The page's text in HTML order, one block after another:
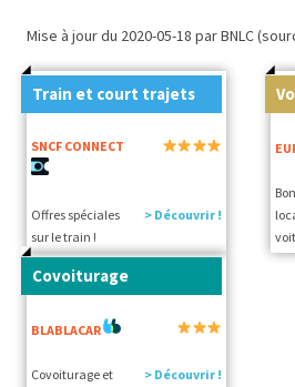
Mise à jour du 2020-05-18 par BNLC
Train et court trajets
SNCF CONNECT
Offres spéciales
sur le train !
> Découvrir !
Covoiturage
BLABLACAR
Covoiturage et
> Découvrir !